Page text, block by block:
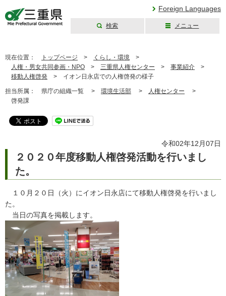
Foreign Languages
検索 メニュー
現在位置： トップページ > くらし・環境 >
人権・男女共同参画・NPO > 三重県人権センター > 事業紹介 >
移動人権啓発 > イオン日永店での人権啓発の様子
担当所属： 県庁の組織一覧 > 環境生活部 > 人権センター >
啓発課
令和02年12月07日
２０２０年度移動人権啓発活動を行いまし
た。
１０月２０日（火）にイオン日永店にて移動人権啓発を行いまし
た。
当日の写真を掲載します。